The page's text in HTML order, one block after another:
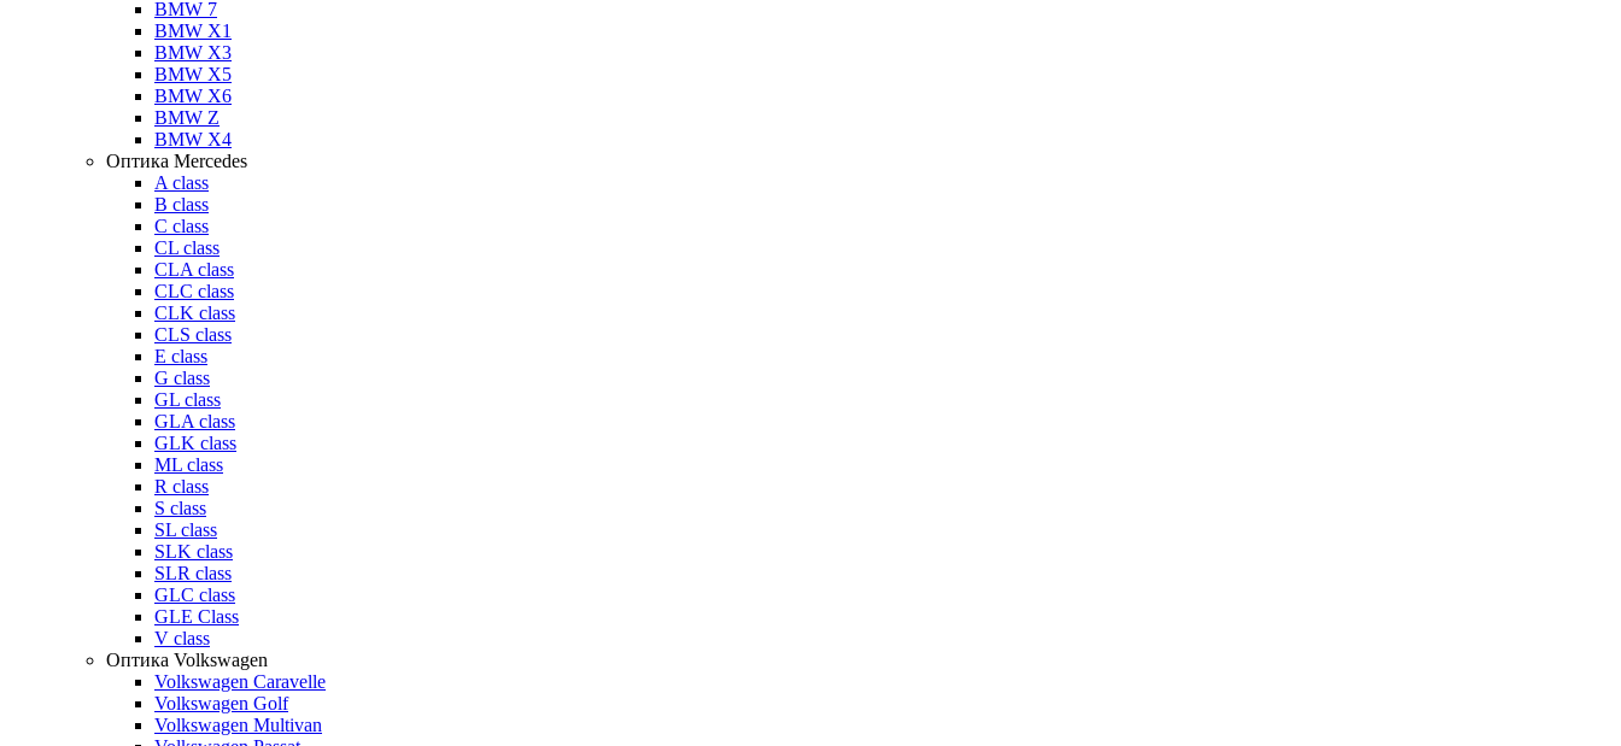
BMW 7
BMW X1
BMW X3
BMW X5
BMW X6
BMW Z
BMW X4
Оптика Mercedes
A class
B class
C class
CL class
CLA class
CLC class
CLK class
CLS class
E class
G class
GL class
GLA class
GLK class
ML class
R class
S class
SL class
SLK class
SLR class
GLC class
GLE Class
V class
Оптика Volkswagen
Volkswagen Caravelle
Volkswagen Golf
Volkswagen Multivan